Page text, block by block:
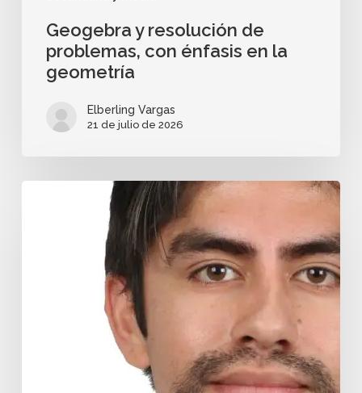
Geogebra y resolución de
problemas, con énfasis en la
geometría
Elberling Vargas
21 de julio de 2026